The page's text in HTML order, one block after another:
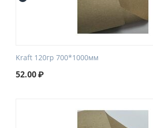
Kraft 120гр 700*1000мм
52.00₽